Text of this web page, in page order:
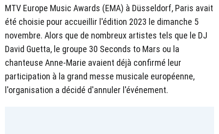
MTV Europe Music Awards (EMA) à Düsseldorf, Paris avait
été choisie pour accueillir l'édition 2023 le dimanche 5
novembre. Alors que de nombreux artistes tels que le DJ
David Guetta, le groupe 30 Seconds to Mars ou la
chanteuse Anne-Marie avaient déjà confirmé leur
participation à la grand messe musicale européenne,
l'organisation a décidé d'annuler l'événement.